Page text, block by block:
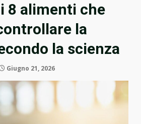
8 alimenti che
la
la scienza
Giugno 21, 2026